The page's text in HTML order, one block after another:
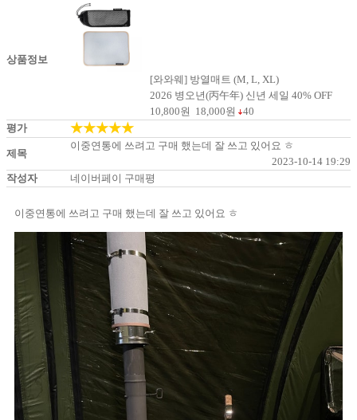
상품정보
[와와웨] 방열매트 (M, L, XL)
2026 병오년(丙午年) 신년 세일 40% OFF
10,800원 18,000원
40
평가
★★★★★
제목
이중연통에 쓰려고 구매 했는데 잘 쓰고 있어요 ㅎ
2023-10-14 19:29
작성자
네이버페이 구매평
이중연통에 쓰려고 구매 했는데 잘 쓰고 있어요 ㅎ